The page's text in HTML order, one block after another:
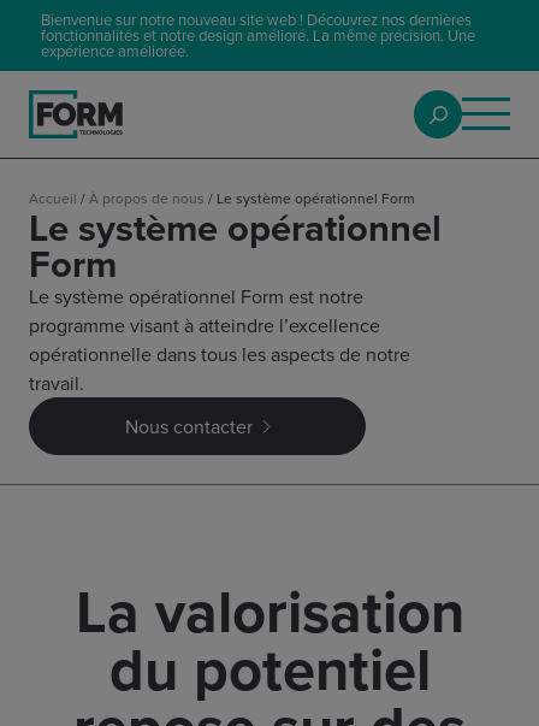
Bienvenue sur notre nouveau site web ! Découvrez nos dernières
fonctionnalités et notre design amélioré. La même précision. Une
expérience améliorée.
Accueil /À propos de nous / Le système opérationnel Form
Le système opérationnel
Form
Le système opérationnel Form est notre
programme visant à atteindre l’excellence
opérationnelle dans tous les aspects de notre
travail.
Nous contacter
La valorisation
du potentiel